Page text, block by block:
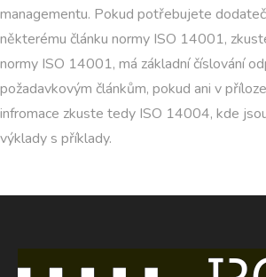
managementu. Pokud potřebujete
některému článku normy ISO 14001,
normy ISO 14001, má základní číslování
požadavkovým článkům, pokud ani v
infromace zkuste tedy ISO 14004, kde
výklady s příklady.